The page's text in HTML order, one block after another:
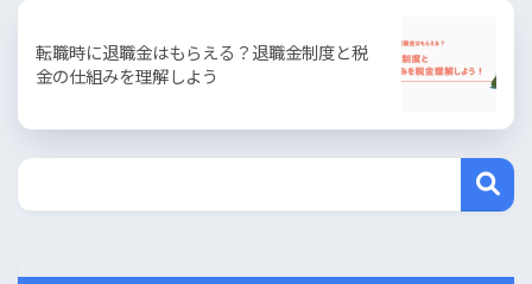
転職時に退職金はもらえる？退職金制度と税
金の仕組みを理解しよう